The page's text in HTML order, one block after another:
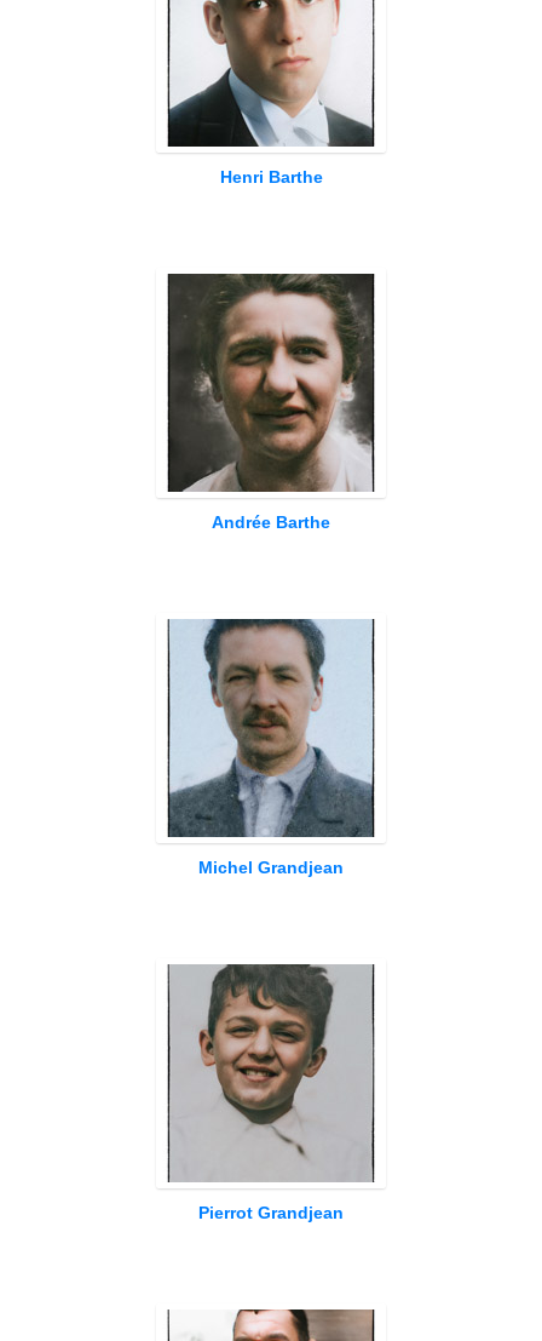
Henri Barthe
Andrée Barthe
Michel Grandjean
Pierrot Grandjean